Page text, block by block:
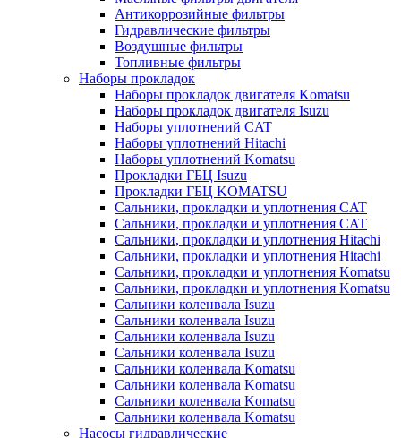
Антикоррозийные фильтры
Гидравлические фильтры
Воздушные фильтры
Топливные фильтры
Наборы прокладок
Наборы прокладок двигателя Komatsu
Наборы прокладок двигателя Isuzu
Наборы уплотнений CAT
Наборы уплотнений Hitachi
Наборы уплотнений Komatsu
Прокладки ГБЦ Isuzu
Прокладки ГБЦ KOMATSU
Сальники, прокладки и уплотнения CAT
Сальники, прокладки и уплотнения CAT
Сальники, прокладки и уплотнения Hitachi
Сальники, прокладки и уплотнения Hitachi
Сальники, прокладки и уплотнения Komatsu
Сальники, прокладки и уплотнения Komatsu
Сальники коленвала Isuzu
Сальники коленвала Isuzu
Сальники коленвала Isuzu
Сальники коленвала Isuzu
Сальники коленвала Komatsu
Сальники коленвала Komatsu
Сальники коленвала Komatsu
Сальники коленвала Komatsu
Насосы гидравлические